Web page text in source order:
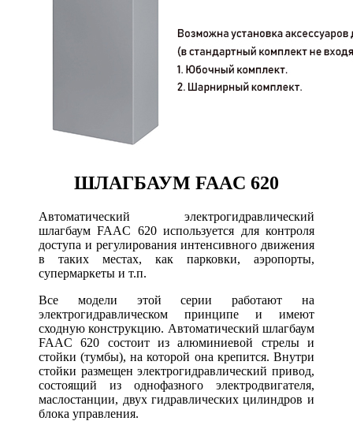
ШЛАГБАУМ FAAC 620
Автоматический электрогидравлический
шлагбаум FAAC 620 используется для контроля
доступа и регулирования интенсивного движения
в таких местах, как парковки, аэропорты,
супермаркеты и т.п.
Все модели этой серии работают на
электрогидравлическом принципе и имеют
сходную конструкцию. Автоматический шлагбаум
FAAC 620 состоит из алюминиевой стрелы и
стойки (тумбы), на которой она крепится. Внутри
стойки размещен электрогидравлический привод,
состоящий из однофазного электродвигателя,
маслостанции, двух гидравлических цилиндров и
блока управления.